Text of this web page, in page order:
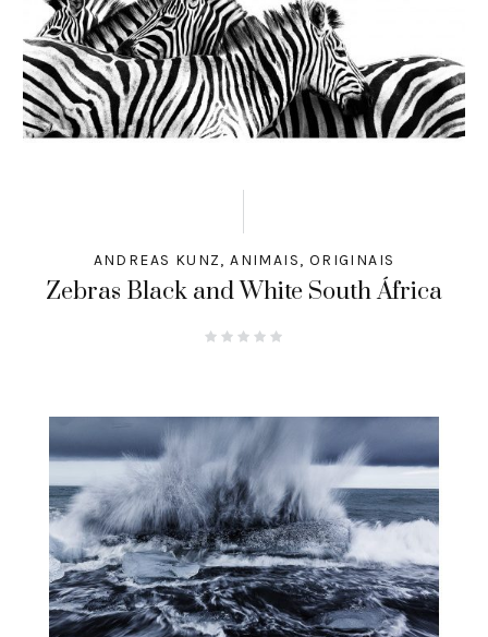
ANDREAS KUNZ,ANIMAIS, ORIGINAIS
Zebras Black and White South África